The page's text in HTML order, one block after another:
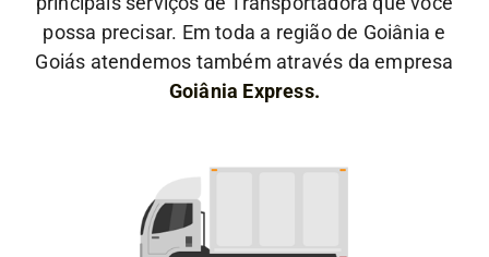
possa precisar. Em toda a região de Goiânia e
Goiás atendemos também através da empresa
Goiânia Express.